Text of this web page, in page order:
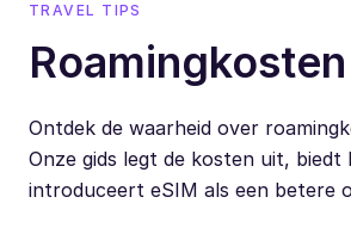
TRAVEL TIPS
Ontdek de waarheid over
Onze gids legt de kosten uit, biedt
introduceert eSIM als een betere